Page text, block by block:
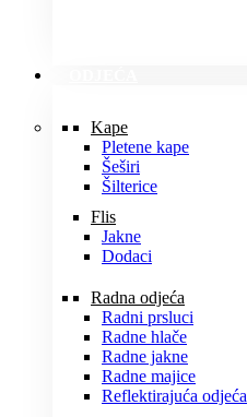
Kape
Pletene kape
Šeširi
Šilterice
Flis
Jakne
Dodaci
Radna odjeća
Radni prsluci
Radne hlače
Radne jakne
Radne majice
Reflektirajuća odjeća